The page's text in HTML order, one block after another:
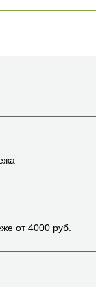
от4000 руб.